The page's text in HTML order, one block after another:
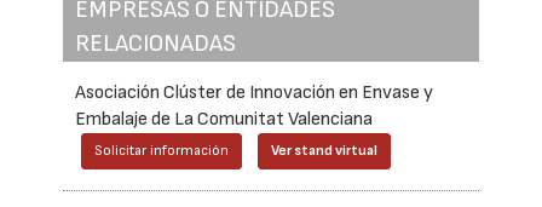
EMPRESAS O ENTIDADES
RELACIONADAS
Asociación Clúster de Innovación en Envase y
Embalaje de La Comunitat Valenciana
Solicitar información Ver stand virtual